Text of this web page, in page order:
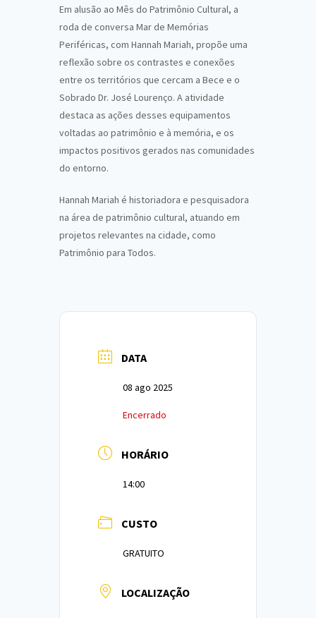
Em alusão ao Mês do Patrimônio Cultural, a
roda de conversa Mar de Memórias
Periféricas, com Hannah Mariah, propõe uma
reflexão sobre os contrastes e conexões
entre os territórios que cercam a Bece e o
Sobrado Dr. José Lourenço. A atividade
destaca as ações desses equipamentos
voltadas ao patrimônio e à memória, e os
impactos positivos gerados nas comunidades
do entorno.
Hannah Mariah é historiadora e pesquisadora
na área de patrimônio cultural, atuando em
projetos relevantes na cidade, como
Patrimônio para Todos.
DATA
08 ago 2025
Encerrado
HORÁRIO
14:00
CUSTO
GRATUITO
LOCALIZAÇÃO